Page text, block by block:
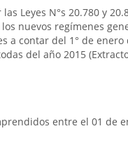
Leyes N°s 20.780 y
nuevos regímenes
a contar del 1° de
del año 2015
entre el 01 de